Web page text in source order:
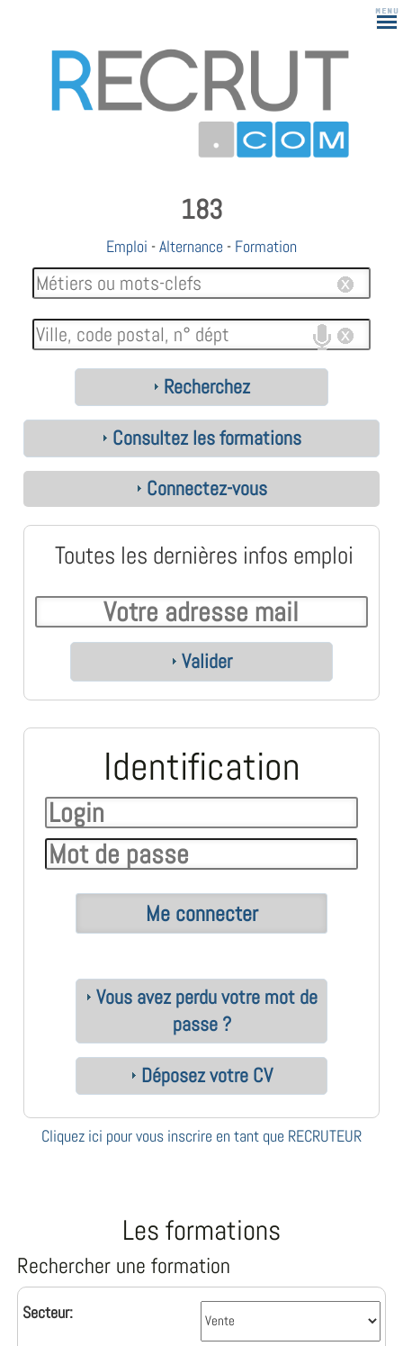
183
Emploi -Alternance - Formation
Recherchez
Consultez les formations
Connectez-vous
Toutes les dernières infos emploi
Valider
Identification
Vous avez perdu votre mot de
passe ?
Déposez votre CV
Cliquez ici pour vous inscrire en tant que RECRUTEUR
Les formations
Rechercher une formation
Secteur: